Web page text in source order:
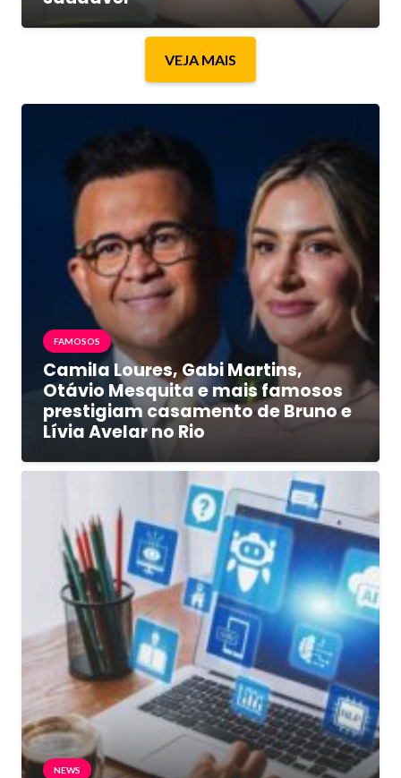
VEJA MAIS
FAMOSOS
Camila Loures, Gabi Martins,
Otávio Mesquita e mais famosos
prestigiam casamento de Bruno e
Lívia Avelar no Rio
NEWS